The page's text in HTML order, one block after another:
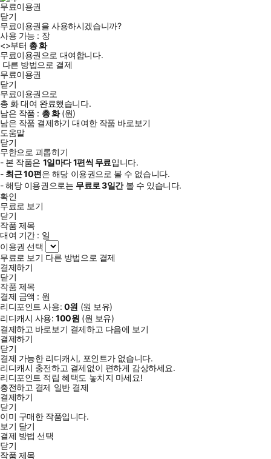
무료이용권
닫기
무료이용권을 사용하시겠습니까?
사용 가능 : 장
<>부터 총화
무료이용권으로 대여합니다.
다른 방법으로 결제
무료이용권
닫기
무료이용권으로
총 화대여 완료했습니다.
남은 작품 : 총화(원)
남은 작품 결제하기 대여한 작품 바로보기
도움말
닫기
무한으로 괴롭히기
- 본 작품은 1일마다1편씩 무료입니다.
- 최근10편은 해당 이용권으로 볼 수 없습니다.
- 해당 이용권으로는 무료로3일간볼 수 있습니다.
확인
무료로 보기
닫기
작품 제목
대여 기간 : 일
이용권 선택
무료로 보기 다른 방법으로 결제
결제하기
닫기
작품 제목
결제 금액 : 원
리디포인트 사용: 0원 (원 보유)
리디캐시 사용:100원 (원 보유)
결제하고 바로보기 결제하고 다음에 보기
결제하기
닫기
결제 가능한 리디캐시, 포인트가 없습니다.
리디캐시 충전하고 결제없이 편하게 감상하세요.
리디포인트 적립 혜택도 놓치지 마세요!
충전하고 결제 일반 결제
결제하기
닫기
이미 구매한 작품입니다.
보기 닫기
결제 방법 선택
닫기
작품 제목